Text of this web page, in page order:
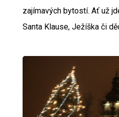
zajímavých bytostí. Ať už
Santa Klause, Ježíška či